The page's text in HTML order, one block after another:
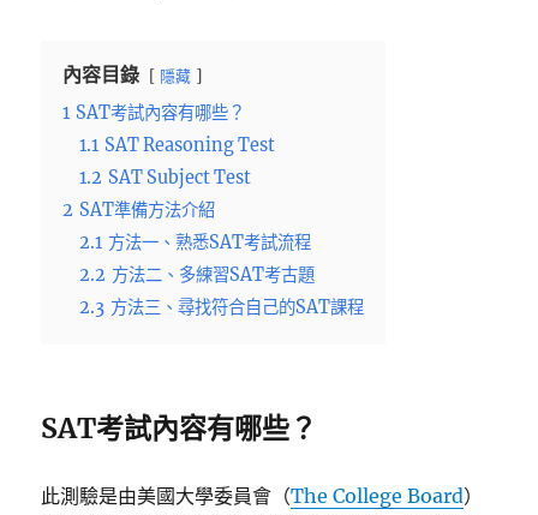
內容目錄 隱藏
1 SAT考試內容有哪些？
1.1 SAT Reasoning Test
1.2 SAT Subject Test
2 SAT準備方法介紹
2.1 方法一、熟悉SAT考試流程
2.2 方法二、多練習SAT考古題
2.3 方法三、尋找符合自己的SAT課程
SAT考試內容有哪些？
此測驗是由美國大學委員會（The College Board）